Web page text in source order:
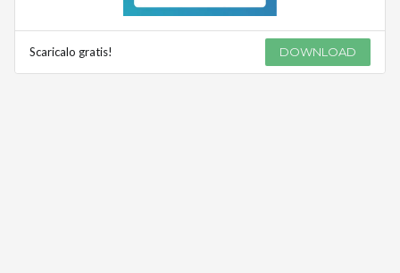
Scaricalo gratis! DOWNLOAD